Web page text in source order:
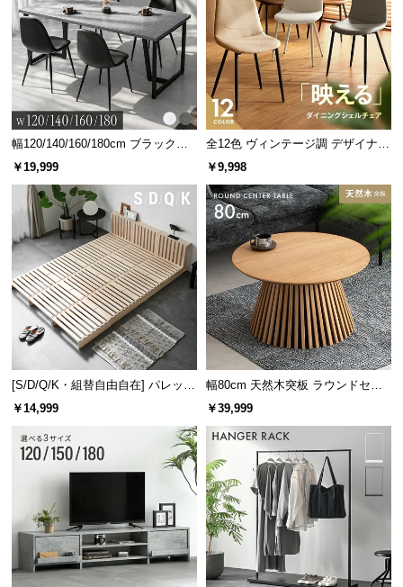
幅120/140/160/180cm ブラックフ
レーム ダイニング 大理石調 4人掛
￥19,999
全12色 ヴィンテージ調 デザイナー
ズシェルチェア
￥9,998
[S/D/Q/K・組替自由自在] パレット
ベッド 8/12/16枚セット
￥14,999
幅80cm 天然木突板 ラウンドセン
ターテーブル 美しい格子デザイン
￥39,999